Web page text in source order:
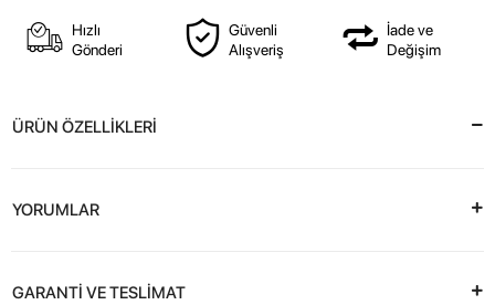
Hızlı
Gönderi
Güvenli
Alışveriş
İade ve
Değişim
ÜRÜN ÖZELLİKLERİ
YORUMLAR
GARANTİ VE TESLİMAT